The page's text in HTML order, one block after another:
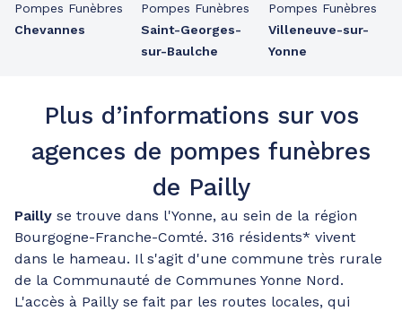
Pompes Funèbres
Chevannes
Pompes Funèbres
Saint-Georges-
sur-Baulche
Pompes Funèbres
Villeneuve-sur-
Yonne
Plus d’informations sur vos
agences de pompes funèbres
de Pailly
Pailly se trouve dans l'Yonne, au sein de la région
Bourgogne-Franche-Comté. 316 résidents* vivent
dans le hameau. Il s'agit d'une commune très rurale
de la Communauté de Communes Yonne Nord.
L'accès à Pailly se fait par les routes locales, qui